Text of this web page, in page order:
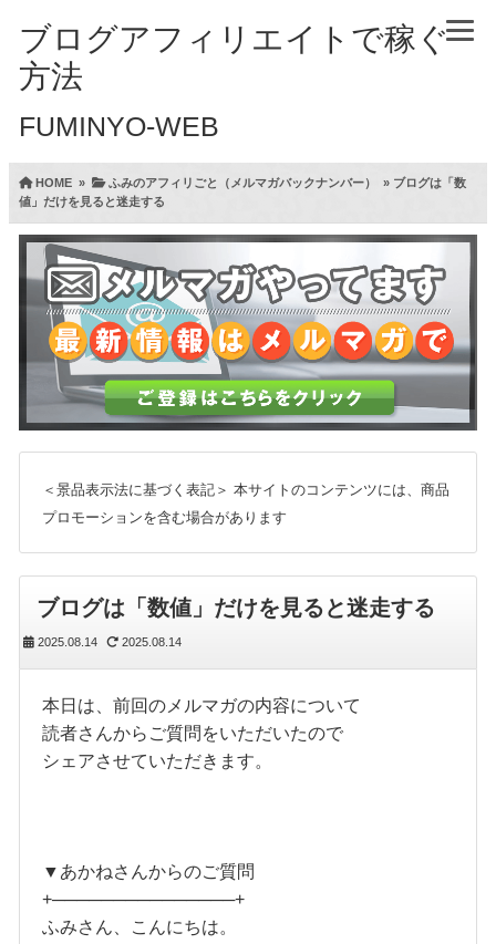
ブログアフィリエイトで稼ぐ
方法
FUMINYO-WEB
HOME» ふみのアフィリごと（メルマガバックナンバー） » ブログは「数
値」だけを見ると迷走する
＜景品表示法に基づく表記＞ 本サイトのコンテンツには、商品
プロモーションを含む場合があります
ブログは「数値」だけを見ると迷走する
2025.08.14 2025.08.14
本日は、前回のメルマガの内容について
読者さんからご質問をいただいたので
シェアさせていただきます。
▼あかねさんからのご質問
+───────────────+
ふみさん、こんにちは。